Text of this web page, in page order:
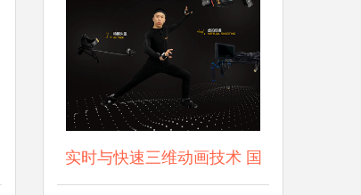
实时与快速三维动画技术 国